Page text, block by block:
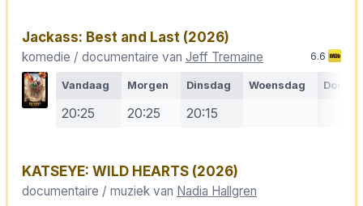
Jackass: Best and Last (2026)
komedie / documentaire van Jeff Tremaine 6.6
Vandaag Morgen Dinsdag Woensdag
20:25 20:25 20:15
KATSEYE: WILD HEARTS (2026)
documentaire / muziek van Nadia Hallgren